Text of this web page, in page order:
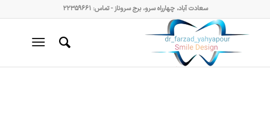
سعادت آباد، چهارراه سرو، برج سروناز - تماس: ۲۲۳۵۹۶۶۱